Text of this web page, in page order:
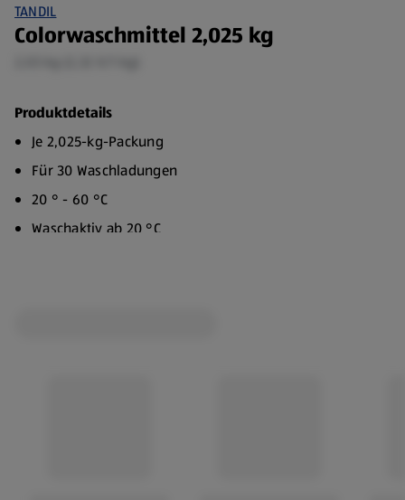
TANDIL
Colorwaschmittel 2,025 kg
Produktdetails
Je 2,025-kg-Packung
Für 30 Waschladungen
20 ° - 60 °C
Waschaktiv ab 20 °C